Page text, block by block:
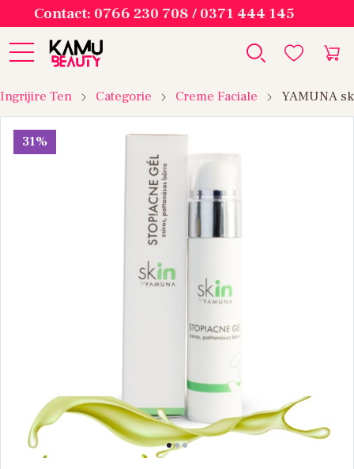
Contact: 0766 230 708 / 0371 444 145
Ingrijire Ten Categorie Creme Faciale YAMUNA
31%